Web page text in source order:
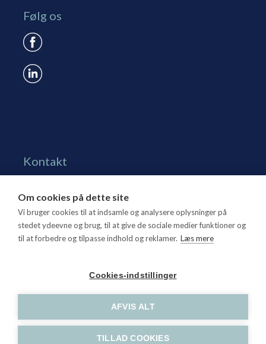
Følg os
Kontakt
1270 Kbh. K
Tlf. 70 15 95 00
dtl@dtl.eu
Om cookies på dette site
Vi bruger cookies til at indsamle og analysere oplysninger på
stedet ydeevne og brug, til at give de sociale medier funktioner og
til at forbedre og tilpasse indhold og reklamer. Læs mere
Cookies-indstillinger
AFVIS ALT
TILLAD COOKIES